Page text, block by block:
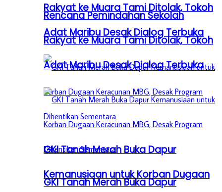
Rakyat ke Muara Tami Ditolak, Tokoh
Adat Maribu Desak Dialog Terbuka
GKI Tanah Merah Buka Dapur
Kemanusiaan untuk Korban Dugaan
Rencana Pemindahan Sekolah
Rakyat ke Muara Tami Ditolak, Tokoh
Adat Maribu Desak Dialog Terbuka
GKI Tanah Merah Buka Dapur